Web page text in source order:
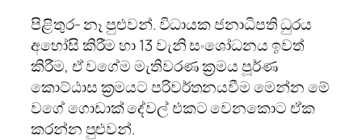
පිළිතුර- නෑ පුළුවන්. විධායක ජනාධිපති ධුරය
අහෝසි කිරීම හා 13 වැනි සංශෝධනය ඉවත්
කිරීම, ඒ වගේම මැතිවරණ ක්‍රමය පූර්ණ
කොට්ඨාස ක්‍රමයට පරිවර්තනයවීම මෙන්න මේ
වගේ ගොඩාක් දේවල් එකට​ වෙනකොට ඒක
කරන්න පුළුවන්.